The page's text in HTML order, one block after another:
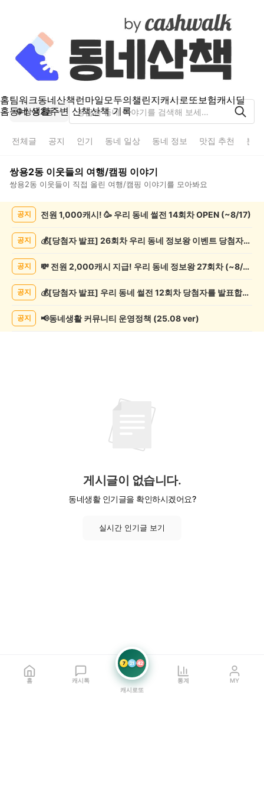
홈팀워크동네산책런마일모두의챌린지캐시로또보험캐시딜
홈동네 생활주변 산책산책 기록
쌍용2동
전체글 공지 인기 동네 일상 동네 정보 맛집 추천 분
쌍용2동 이웃들의 여행/캠핑 이야기
쌍용2동 이웃들이 직접 올린 여행/캠핑 이야기를 모아봐요
행/
목
공지 전원 1,000캐시! 🥳 우리 동네 썰전 14회차 OPEN (~8/17)
공지 💰[당첨자 발표] 26회차 우리 동네 정보왕 이벤트 당첨자를 발표합니다!
공지 💸 전원 2,000캐시 지급! 우리 동네 정보왕 27회차 (~8/10)
공지 💰[당첨자 발표] 우리 동네 썰전 12회차 당첨자를 발표합니다!
공지 📢동네생활 커뮤니티 운영정책 (25.08 ver)
게시글이 없습니다.
동네생활 인기글을 확인하시겠어요?
실시간 인기글 보기
홈 캐시톡
7 21 42
캐시로또
통계 MY